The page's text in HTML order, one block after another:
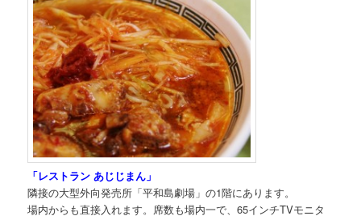
「レストラン あじじまん」
隣接の大型外向発売所「平和島劇場」の1階にあります。
場内からも直接入れます。席数も場内一で、65インチTVモニタ